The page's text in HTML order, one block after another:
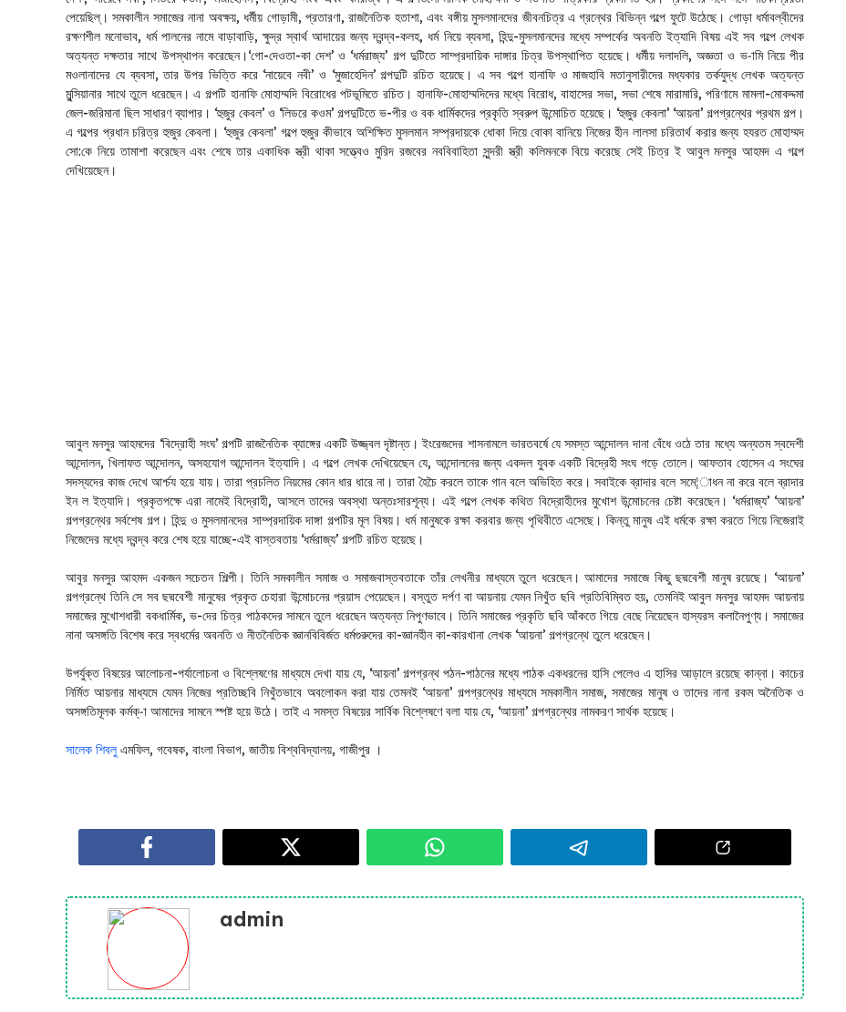
পেয়েছিল্। সমকালীন সমাজের নানা অবক্ষয়, ধর্মীয় গোড়ামী, প্রতারণা, রাজনৈতিক হতাশা, এবং বঙ্গীয় মুসলমানদের জীবনচিত্র এ গ্রন্থের বিভিন্ন গল্পে ফুটে উঠেছে। গোড়া ধর্মাবল্বীদের
রক্ষণশীল মনোভাব, ধর্ম পালনের নামে বাড়াবাড়ি, ক্ষুদ্র স্বার্থ আদায়ের জন্য দ্বন্দ্ব-কলহ, ধর্ম নিয়ে ব্যবসা, হিন্দু-মুসলমানদের মধ্যে সম্পর্কের অবনতি ইত্যাদি বিষয় এই সব গল্পে লেখক
অত্যন্ত দক্ষতার সাথে উপস্থাপন করেছেন।‘গো-দেওতা-কা দেশ’ ও ‘ধর্মরাজ্য’ গল্প দুটিতে সাম্প্রদায়িক দাঙ্গার চিত্র উপস্থাপিত হয়েছে। ধর্মীয় দলাদলি, অজ্ঞতা ও ভ-ামি নিয়ে পীর
মওলানাদের যে ব্যবসা, তার উপর ভিত্তি করে ‘নায়েবে নবী’ ও ‘মুজাহেদিন’ গল্পদুটি রচিত হয়েছে। এ সব গল্পে হানাফি ও মাজহাবি মতানুসারীদের মধ্যকার তর্কযুদ্ধ লেখক অত্যন্ত
মুন্সিয়ানার সাথে তুলে ধরেছেন। এ গল্পটি হানাফি মোহাম্মদি বিরোধের পটভূমিতে রচিত। হানাফি-মোহাম্মদিদের মধ্যে বিরোধ, বাহাসের সভা, সভা শেষে মারামারি, পরিণামে মামলা-মোকদ্দমা
জেল-জরিমানা ছিল সাধারণ ব্যাপার। ‘হুজুর কেবল’ ও ‘লিডরে কওম’ গল্পদুটিতে ভ-পীর ও বক ধার্মিকদের প্রকৃতি স্বরুপ উন্মোচিত হয়েছে। ‘হুজুর কেবলা’ ‘আয়না’ গল্পগ্রন্থের প্রথম গল্প।
এ গল্পের প্রধান চরিত্র হুজুর কেবলা। ‘হুজুর কেবলা’ গল্পে হুজুর কীভাবে অশিক্ষিত মুসলমান সম্প্রদায়কে ধোকা দিয়ে বোকা বানিয়ে নিজের হীন লালসা চরিতার্থ করার জন্য হযরত মোহাম্মদ
সো:কে নিয়ে তামাশা করেছেন এবং শেষে তার একাধিক স্ত্রী থাকা সত্ত্বেও মুরিদ রজবের নববিবাহিতা সুন্দরী স্ত্রী কলিমনকে বিয়ে করেছে সেই চিত্র ই আবুল মনসুর আহমদ এ গল্পে
দেখিয়েছেন।
আবুল মনসুর আহমদের ‘বিদ্রোহী সংঘ’ গল্পটি রাজনৈতিক ব্যাঙ্গের একটি উজ্জ্বল দৃষ্টান্ত। ইংরেজদের শাসনামলে ভারতবর্ষে যে সমস্ত আন্দোলন দানা বেঁধে ওঠে তার মধ্যে অন্যতম স্বদেশী
আন্দোলন, খিলাফত আন্দোলন, অসহযোগ আন্দোলন ইত্যাদি। এ গল্পে লেখক দেখিয়েছেন যে, আন্দোলনের জন্য একদল যুবক একটি বিদ্রেহী সংঘ গড়ে তোলে। আফতাব হোসেন এ সংঘের
সদস্যদের কাজ দেখে আর্শ্চয হয়ে যায়। তারা প্রচলিত নিয়মের কোন ধার ধারে না। তারা হৈচৈ করলে তাকে গান বলে অভিহিত করে। সবাইকে ব্রাদার বলে সমে¦াধন না করে বলে ব্রাদার
ইন ল ইত্যাদি। প্রকৃতপক্ষে এরা নামেই বিদ্রোহী, আসলে তাদের অবস্থা অন্তঃসারশূন্য। এই গল্পে লেখক কথিত বিদ্রোহীদের মুখোশ উন্মোচনের চেষ্টা করেছেন। ‘ধর্মরাজ্য’ ‘আয়না’
গল্পগ্রন্থের সর্বশেষ গল্প। হিন্দু ও মুসলমানদের সাম্প্রদায়িক দাঙ্গা গল্পটির মূল বিষয়। ধর্ম মানুষকে রক্ষা করবার জন্য পৃথিবীতে এসেছে। কিন্তু মানুষ এই ধর্মকে রক্ষা করতে গিয়ে নিজেরাই
নিজেদের মধ্যে দ্বন্দ্ব করে শেষ হয়ে যাচ্ছে-এই বাস্তবতায় ‘ধর্মরাজ্য’ গল্পটি রচিত হয়েছে।
আবুর মনসুর আহমদ একজন সচেতন শিল্পী। তিনি সমকালীন সমাজ ও সমাজবাস্তবতাকে তাঁর লেখনীর মাধ্যমে তুলে ধরেছেন। আমাদের সমাজে কিছু ছদ্মবেশী মানুষ রয়েছে। ‘আয়না’
গল্পগ্রন্থে তিনি সে সব ছদ্মবেশী মানুষের প্রকৃত চেহারা উন্মোচনের প্রয়াস পেয়েছেন। বস্তুত দর্পণ বা আয়নায় যেমন নিখুঁত ছবি প্রতিবিম্বিত হয়, তেমনিই আবুল মনসুর আহমদ আয়নায়
সমাজের মুখোশধারী বকধার্মিক, ভ-দের চিত্র পাঠকদের সামনে তুলে ধরেছেন অত্যন্ত নিপুণভাবে। তিনি সমাজের প্রকৃতি ছবি আঁকতে গিয়ে বেছে নিয়েছেন হাস্যরস কলানৈপুণ্য। সমাজের
নানা অসঙ্গতি বিশেষ করে স্বধর্মের অবনতি ও নীতনৈতিক জ্ঞানবিবির্জত ধর্মগুরুদের কা-জ্ঞানহীন কা-কারখানা লেখক ‘আয়না’ গল্পগ্রন্থে তুলে ধরেছেন।
উপর্যুক্ত বিষয়ের আলোচনা-পর্যালোচনা ও বিশ্লেষণের মাধ্যমে দেখা যায় যে, ‘আয়না’ গল্পগ্রন্থ পঠন-পাঠনের মধ্যে পাঠক একধরনের হাসি পেলেও এ হাসির আড়ালে রয়েছে কান্না। কাচের
নির্মিত আয়নার মাধ্যমে যেমন নিজের প্রতিচ্ছবি নিখুঁতভাবে অবলোকন করা যায় তেমনই ‘আয়না’ গল্পগ্রন্থের মাধ্যমে সমকালীন সমাজ, সমাজের মানুষ ও তাদের নানা রকম অনৈতিক ও
অসঙ্গতিমূলক কর্মক্-া আমাদের সামনে স্পষ্ট হয়ে উঠে। তাই এ সমস্ত বিষয়ের সার্বিক বিশ্লেষণে বলা যায় যে, ‘আয়না’ গল্পগ্রন্থের নামকরণ সার্থক হয়েছে।
সালেক শিবলু এমফিল, গবেষক, বাংলা বিভাগ, জাতীয় বিশ্ববিদ্যালয়, গাজীপুর ।
admin